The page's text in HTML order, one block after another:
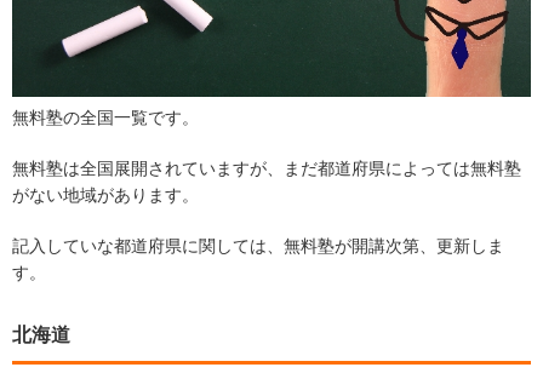
無料塾の全国一覧です。
無料塾は全国展開されていますが、まだ都道府県によっては無料塾
がない地域があります。
記入していな都道府県に関しては、無料塾が開講次第、更新しま
す。
北海道